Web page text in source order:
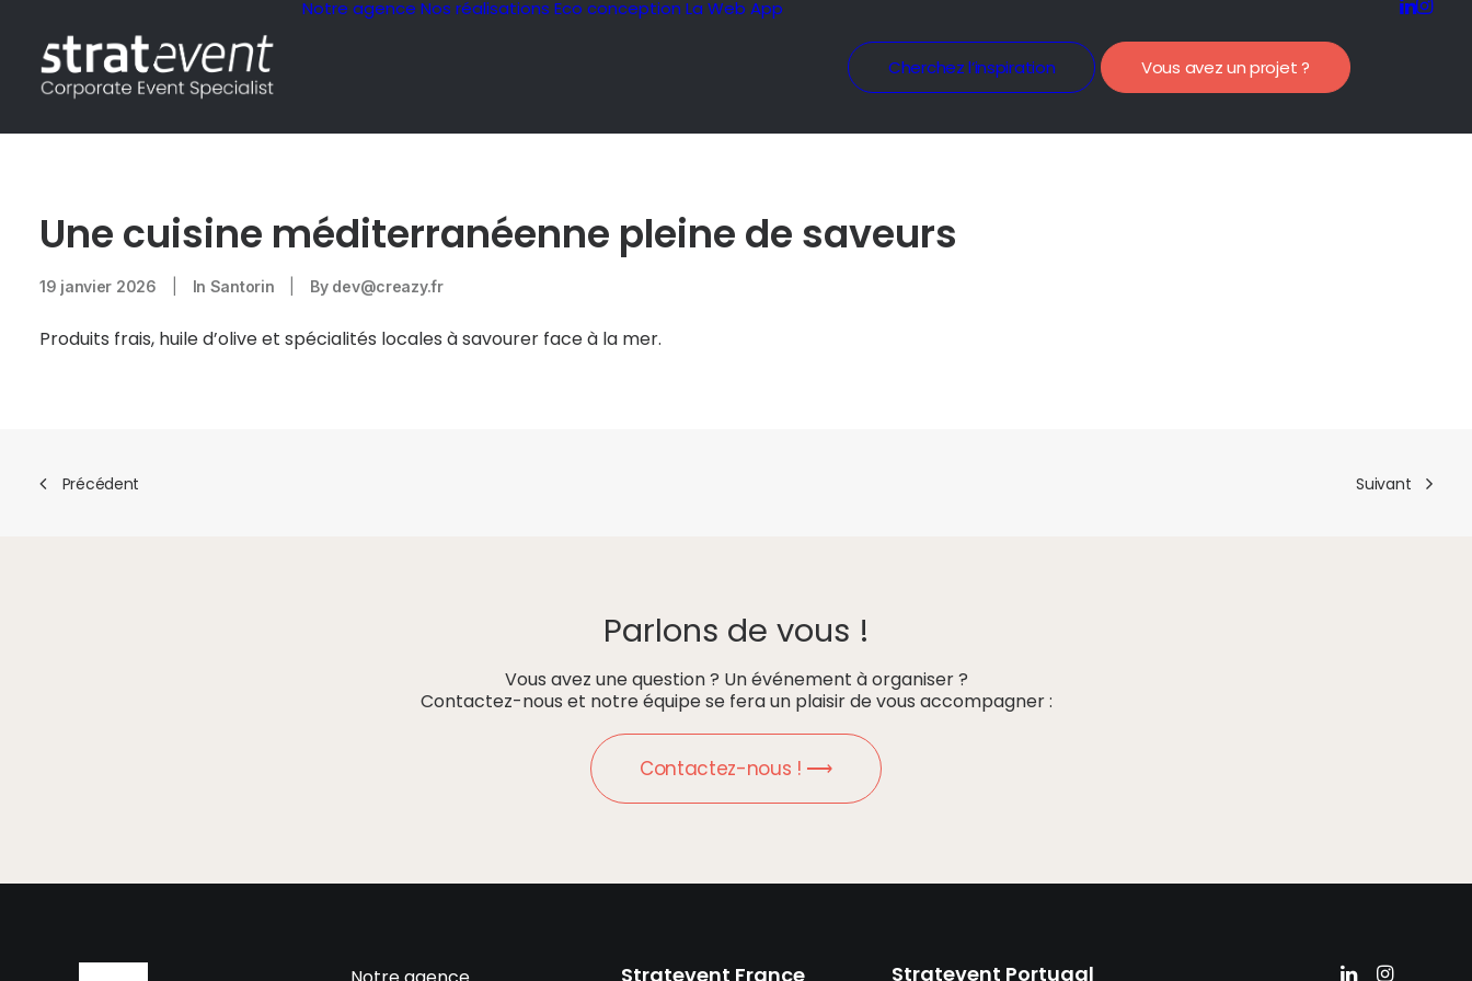
Notre agence Nos réalisations Eco conception La Web App
Cherchez l’inspiration Vous avez un projet ?
Une cuisine méditerranéenne pleine de saveurs
19 janvier 2026 In Santorin By dev@creazy.fr
Produits frais, huile d’olive et spécialités locales à savourer face à la mer.
Précédent Suivant
Parlons de vous !
Vous avez une question ? Un événement à organiser ?
Contactez-nous et notre équipe se fera un plaisir de vous accompagner :
Contactez-nous ! ⟶
Stratevent France Stratevent Portugal